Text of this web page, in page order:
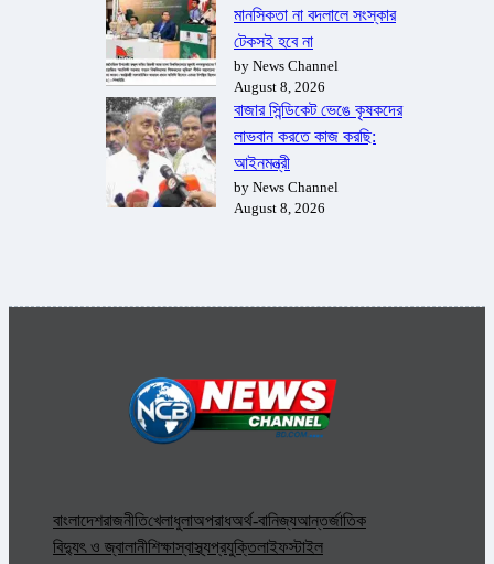
মানসিকতা না বদলালে সংস্কার
টেকসই হবে না
by News Channel
August 8, 2026
বাজার সিন্ডিকেট ভেঙে কৃষকদের
লাভবান করতে কাজ করছি:
আইনমন্ত্রী
by News Channel
August 8, 2026
বাংলাদেশরাজনীতিখেলাধুলাঅপরাধঅর্থ-বানিজ্যআন্তর্জাতিক
বিদ্যুৎ ও জ্বালানীশিক্ষাস্বাস্থ্যপ্রযুক্তিলাইফস্টাইল